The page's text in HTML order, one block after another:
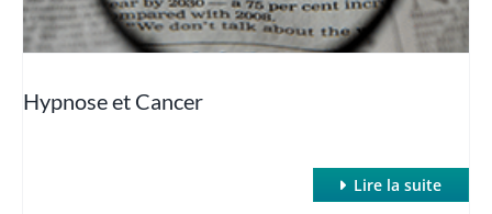
Hypnose et Cancer
Lire la suite